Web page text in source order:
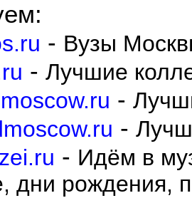
- Вузы
- Лучшие
-
-
- Идём в
дни рождения,